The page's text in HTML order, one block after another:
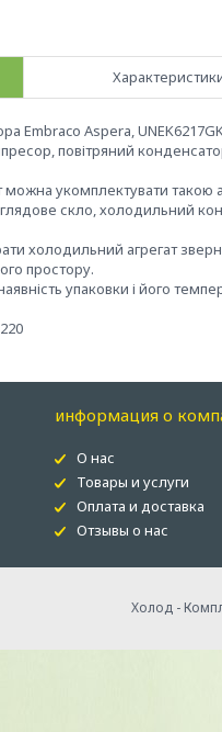
Embraco Aspera,
повітряний
укомплектувати такою
скло, холодильний
холодильний агрегат
простору.
упаковки і його
информация о
О нас
Товары и услуги
Оплата и доставка
Отзывы о нас